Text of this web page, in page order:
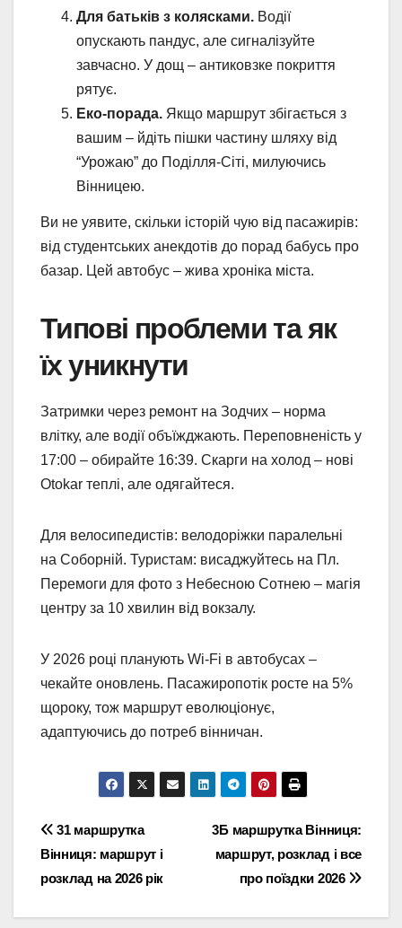
Для батьків з колясками. Водії
опускають пандус, але сигналізуйте
завчасно. У дощ – антиковзке покриття
рятує.
Еко-порада. Якщо маршрут збігається з
вашим – йдіть пішки частину шляху від
“Урожаю” до Поділля-Сіті, милуючись
Вінницею.
Ви не уявите, скільки історій чую від пасажирів:
від студентських анекдотів до порад бабусь про
базар. Цей автобус – жива хроніка міста.
Типові проблеми та як
їх уникнути
Затримки через ремонт на Зодчих – норма
влітку, але водії объїжджають. Переповненість у
17:00 – обирайте 16:39. Скарги на холод – нові
Otokar теплі, але одягайтеся.
Для велосипедистів: велодоріжки паралельні
на Соборній. Туристам: висаджуйтесь на Пл.
Перемоги для фото з Небесною Сотнею – магія
центру за 10 хвилин від вокзалу.
У 2026 році планують Wi-Fi в автобусах –
чекайте оновлень. Пасажиропотік росте на 5%
щороку, тож маршрут еволюціонує,
адаптуючись до потреб вінничан.
Навігація
записів
3Б маршрутка Вінниця:
маршрут, розклад і все
про поїздки 2026
31 маршрутка
Вінниця: маршрут і
розклад на 2026 рік